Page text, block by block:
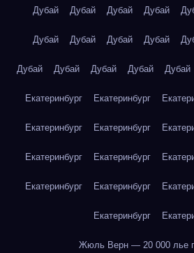
Дубай Дубай Дубай Дубай
Дубай Дубай Дубай Дубай
Дубай Дубай Дубай Дубай Дубай
Екатеринбург Екатеринбург
Екатеринбург Екатеринбург
Екатеринбург Екатеринбург
Екатеринбург Екатеринбург
Екатеринбург
Жюль Верн — 20 000 лье